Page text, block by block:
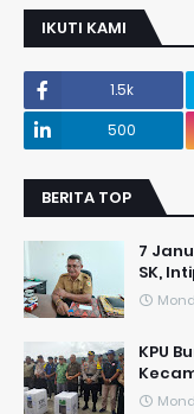
IKUTI KAMI
1.5k
500
BERITA TOP
7
SK,
KPU